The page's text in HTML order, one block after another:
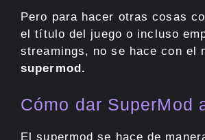
Pero para hacer otras cosas
el título del juego o incluso
streamings, no se hace con el
supermod.
Cómo dar SuperMod
El supermod se hace de